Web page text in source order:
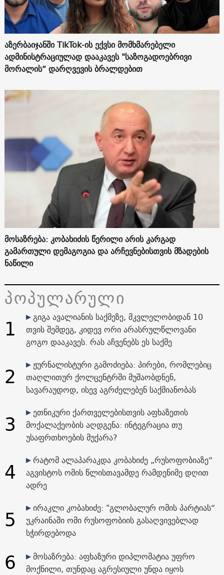
აზერბაიჯანში TikTok-ის ექვსი მომხმარებელი
ადმინისტრაციულად დააკავეს "საზოგადოებრივი
მორალის“ დარღვევის ბრალდებით
მოსაზრება: კობახიძის წერილი არის კარგად
გამართული დემაგოგია და არჩევნებისთვის მზადების
ნაწილი
პოპულარული
1
გიგა ავალიანის საქმეზე, მკვლელობიდან 10
თვის შემდეგ, კიდევ ორი არასრულწლოვანი
გოგო დააკავეს. რას აჩვენებს ეს საქმე
2
ჟურნალისტური გამოძიება: პირები, რომლებიც
თაღლითურ ქოლცენტრში მუშაობდნენ,
სავარაუდოდ, ისევ აგრძელებენ საქმიანობას
3
ეთნიკური ქართველებისთვის აფხაზეთის
მოქალაქეობის აღდგენა: ინტეგრაცია თუ
უსაფრთხოების მუქარა?
4
რატომ ალაპარაკდა კობახიძე „რუსოფობიაზე“
აგვისტოს ომის წლისთავამდე რამდენიმე დღით
ადრე
5
ირაკლი კობახიძე: "გლობალურ ომის პარტიას“
უკრაინაში ომი რუსოფობიის გასაღვივებლად
სჭირდებოდა
6
მოსაზრება: აფხაზური დიპლომატია უფრო
მოქნილი, თუნდაც აგრესიული უნდა იყოს